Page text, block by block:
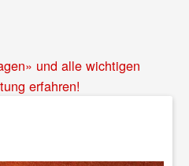
und alle wichtigen
erfahren!